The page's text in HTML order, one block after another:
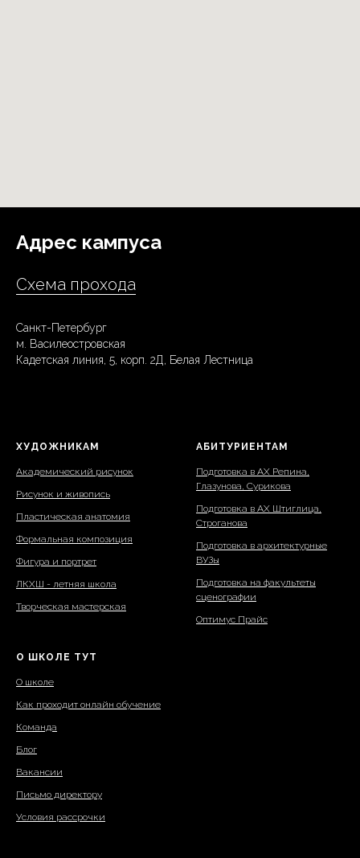
Адрес кампуса
Схема прохода
Санкт-Петербург
м. Василеостровская
Кадетская линия, 5, корп. 2Д, Белая Лестница
ХУДОЖНИКАМ
Академический рисунок
Рисунок и живопись
Пластическая анатомия
Формальная композиция
Фигура и портрет
ЛКХШ - летняя школа
Творческая мастерская
АБИТУРИЕНТАМ
Подготовка в АХ Репина,
Глазунова, Сурикова
Подготовка в АХ Штиглица,
Строганова
Подготовка в архитектурные
ВУЗы
Подготовка на факультеты
сценографии
Оптимус Прайс
О ШКОЛЕ ТУТ
О школе
Как проходит онлайн обучение
Команда
Блог
Вакансии
Письмо директору
Условия рассрочки